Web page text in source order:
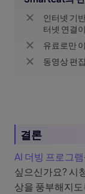
인터넷 기
터넷 연결
유료로만
동영상 편
결론
AI 더빙 프로그램
싶으신가요? 시
상을 풍부해지